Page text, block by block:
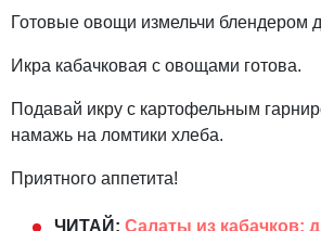
Готовые овощи измельчи блендером
Икра кабачковая с овощами готова.
Подавай икру с картофельным
намажь на ломтики хлеба.
Приятного аппетита!
ЧИТАЙ: Салаты из кабачков: